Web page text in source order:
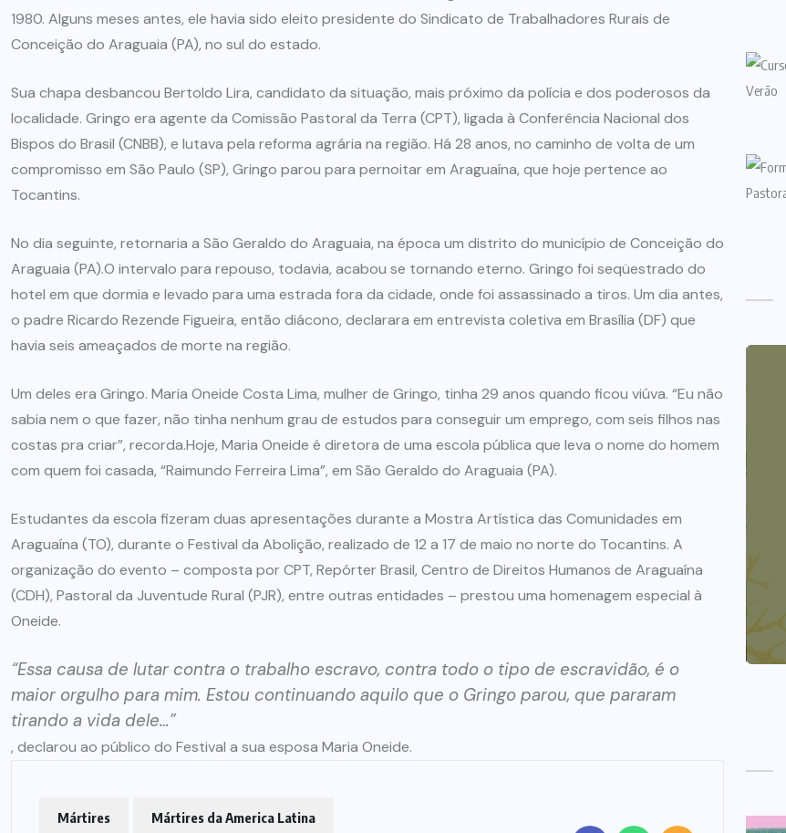
1980. Alguns meses antes, ele havia sido eleito presidente do Sindicato de Trabalhadores Rurais de
Conceição do Araguaia (PA), no sul do estado.
Sua chapa desbancou Bertoldo Lira, candidato da situação, mais próximo da polícia e dos poderosos da
localidade. Gringo era agente da Comissão Pastoral da Terra (CPT), ligada à Conferência Nacional dos
Bispos do Brasil (CNBB), e lutava pela reforma agrária na região. Há 28 anos, no caminho de volta de um
compromisso em São Paulo (SP), Gringo parou para pernoitar em Araguaína, que hoje pertence ao
Tocantins.
No dia seguinte, retornaria a São Geraldo do Araguaia, na época um distrito do município de Conceição do
Araguaia (PA).O intervalo para repouso, todavia, acabou se tornando eterno. Gringo foi seqüestrado do
hotel em que dormia e levado para uma estrada fora da cidade, onde foi assassinado a tiros. Um dia antes,
o padre Ricardo Rezende Figueira, então diácono, declarara em entrevista coletiva em Brasília (DF) que
havia seis ameaçados de morte na região.
Um deles era Gringo. Maria Oneide Costa Lima, mulher de Gringo, tinha 29 anos quando ficou viúva. “Eu não
sabia nem o que fazer, não tinha nenhum grau de estudos para conseguir um emprego, com seis filhos nas
costas pra criar”, recorda.Hoje, Maria Oneide é diretora de uma escola pública que leva o nome do homem
com quem foi casada, “Raimundo Ferreira Lima”, em São Geraldo do Araguaia (PA).
Estudantes da escola fizeram duas apresentações durante a Mostra Artística das Comunidades em
Araguaína (TO), durante o Festival da Abolição, realizado de 12 a 17 de maio no norte do Tocantins. A
organização do evento – composta por CPT, Repórter Brasil, Centro de Direitos Humanos de Araguaína
(CDH), Pastoral da Juventude Rural (PJR), entre outras entidades – prestou uma homenagem especial à
Oneide.
“Essa causa de lutar contra o trabalho escravo, contra todo o tipo de escravidão, é o
maior orgulho para mim. Estou continuando aquilo que o Gringo parou, que pararam
tirando a vida dele…”
, declarou ao público do Festival a sua esposa Maria Oneide.
Mártires Mártires da America Latina
ARTIGOS CESEEP
TRANSFORMADOR NASCE
DENTRO DE NÓS – PRISCILLA
DOS REIS RIBEIRO